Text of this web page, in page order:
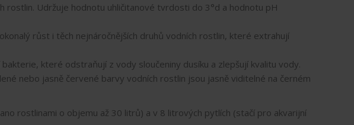
Udržuje hodnotu uhličitanové tvrdosti do 3°d a hodnotu pH
růst i těch nejnáročnějších druhů vodních rostlin, které extrahují
které odstraňují z vody sloučeniny dusíku a zlepšují kvalitu vody.
nebo jasně červené barvy vodních rostlin jsou jasně viditelné na černém
rostlinami o objemu až 30 litrů) a v 8 litrových pytlích (stačí pro akvarijní